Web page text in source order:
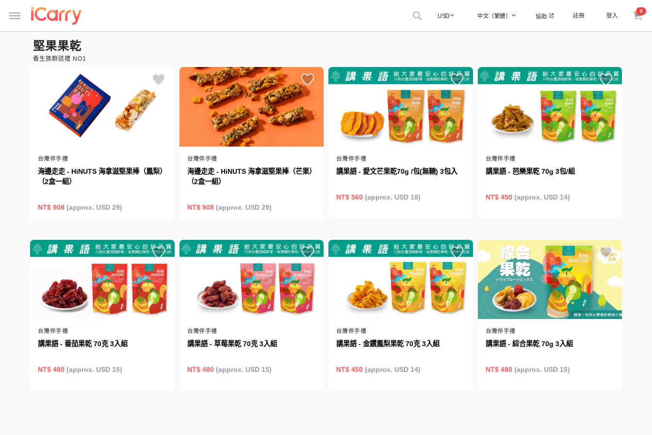
USD 中文（繁體） 協助 註冊 登入
0
堅果果乾
養生族群送禮 NO1
台灣伴手禮
海邊走走 - HiNUTS 海拿滋堅果棒（鳳梨）
（2盒一組）
NT$ 908 (approx. USD 29)
台灣伴手禮
海邊走走 - HiNUTS 海拿滋堅果棒（芒果）
（2盒一組）
NT$ 908 (approx. USD 29)
台灣伴手禮
講果語 - 愛文芒果乾70g /包(無糖) 3包入
NT$ 560 (approx. USD 18)
台灣伴手禮
講果語 - 芭樂果乾 70g 3包/組
NT$ 450 (approx. USD 14)
台灣伴手禮
講果語 - 番茄果乾 70克 3入組
NT$ 480 (approx. USD 15)
台灣伴手禮
講果語 - 草莓果乾 70克 3入組
NT$ 480 (approx. USD 15)
台灣伴手禮
講果語 - 金鑽鳳梨果乾 70克 3入組
NT$ 450 (approx. USD 14)
台灣伴手禮
講果語 - 綜合果乾 70g 3入組
NT$ 480 (approx. USD 15)